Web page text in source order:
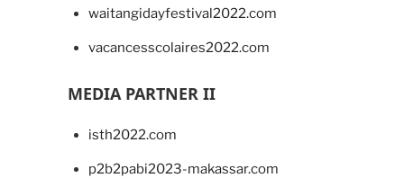
waitangidayfestival2022.com
vacancesscolaires2022.com
MEDIA PARTNER II
isth2022.com
p2b2pabi2023-makassar.com